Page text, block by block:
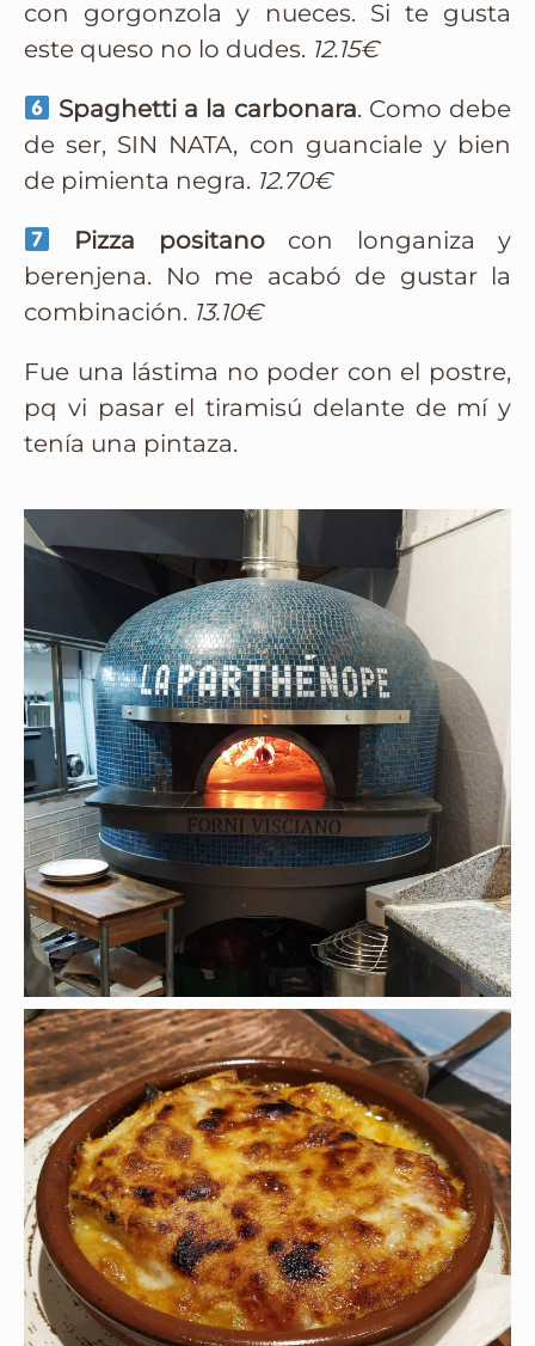
con gorgonzola y nueces. Si te gusta
este queso no lo dudes. 12.15€
Spaghetti a la carbonara. Como debe
de ser, SIN NATA, con guanciale y bien
de pimienta negra. 12.70€
Pizza positanocon longaniza y
berenjena. No me acabó de gustar la
combinación. 13.10€
Fue una lástima no poder con el postre,
pq vi pasar el tiramisú delante de mí y
tenía una pintaza.